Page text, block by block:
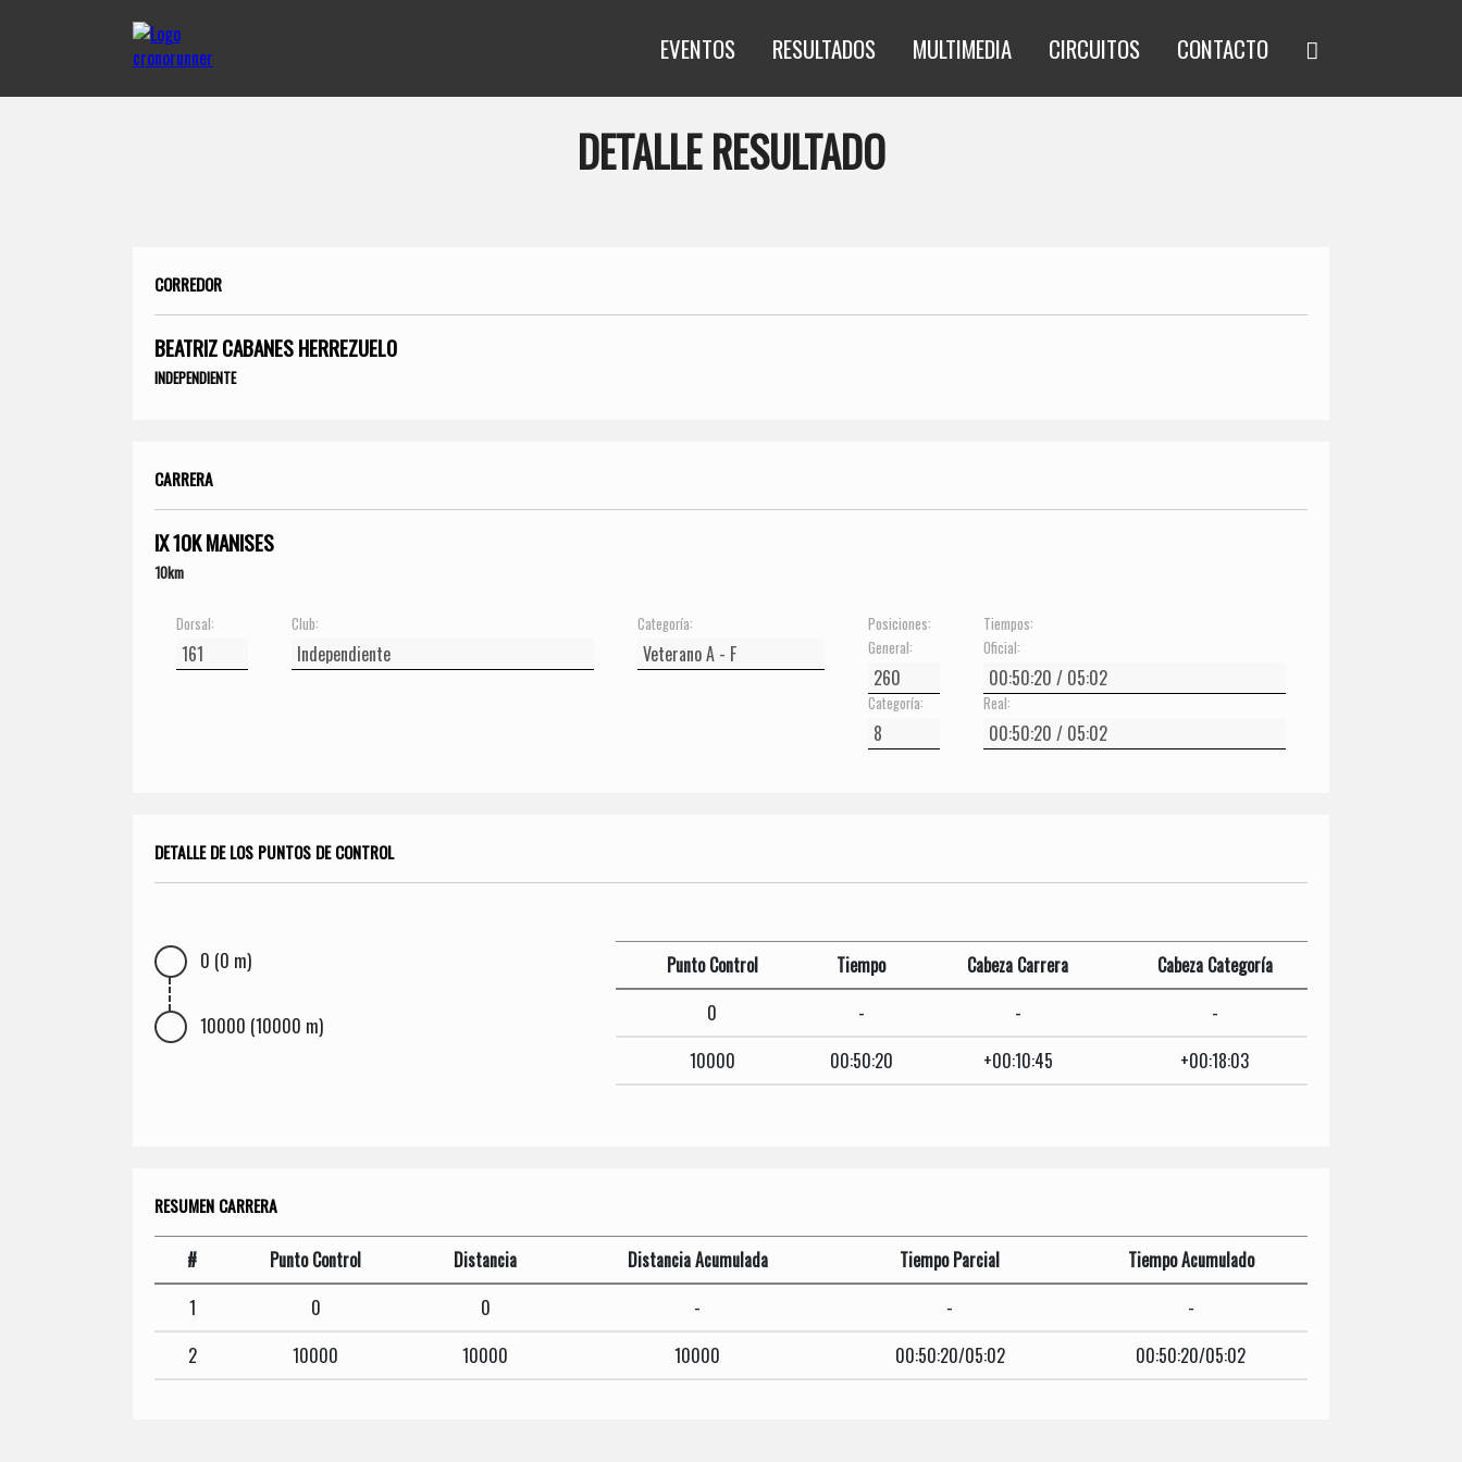
EVENTOS RESULTADOS MULTIMEDIA CIRCUITOS CONTACTO
DETALLE RESULTADO
CORREDOR
BEATRIZ CABANES HERREZUELO
INDEPENDIENTE
CARRERA
IX 10K MANISES
10km
Dorsal: Club: Categoría:
Posiciones:
General:
Categoría:
Tiempos:
Oficial:
Real:
DETALLE DE LOS PUNTOS DE CONTROL
0 (0 m)
10000 (10000 m)
Punto Control Tiempo Cabeza Carrera
Cabeza Categoría
0
- -
-
10000
00:50:20 +00:10:45 +00:18:03
RESUMEN CARRERA
# Punto Control Distancia Distancia Acumulada Tiempo Parcial
Tiempo Acumulado
1
0 0 - -
-
2
10000 10000 10000 00:50:20/05:02 00:50:20/05:02